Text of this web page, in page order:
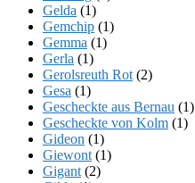
Gelda (1)
Gemchip (1)
Gemma (1)
Gerla (1)
Gerolsreuth Rot (2)
Gesa (1)
Gescheckte aus Bernau (1)
Gescheckte von Kolm (1)
Gideon (1)
Giewont (1)
Gigant (2)